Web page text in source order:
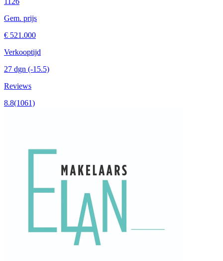
Gem. prijs
€ 521.000
Verkooptijd
27 dgn (-15.5)
Reviews
8.8(1061)